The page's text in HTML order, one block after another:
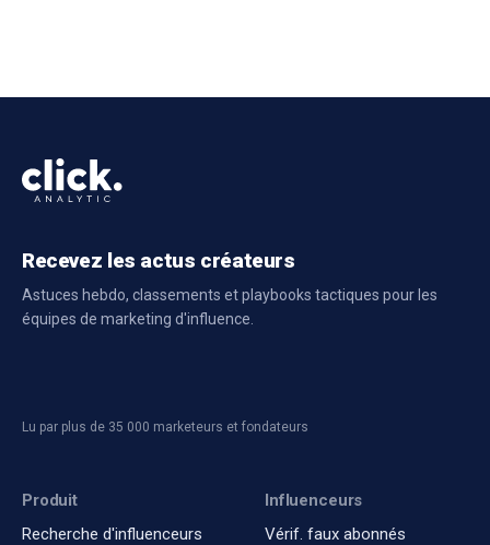
Recevez les actus créateurs
Astuces hebdo, classements et playbooks tactiques pour les
équipes de marketing d'influence.
Lu par plus de 35 000 marketeurs et fondateurs
Produit
Recherche d'influenceurs
Influenceurs
Vérif. faux abonnés